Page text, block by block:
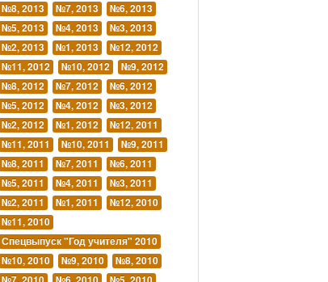
№8, 2013
№7, 2013
№6, 2013
№5, 2013
№4, 2013
№3, 2013
№2, 2013
№1, 2013
№12, 2012
№11, 2012
№10, 2012
№9, 2012
№8, 2012
№7, 2012
№6, 2012
№5, 2012
№4, 2012
№3, 2012
№2, 2012
№1, 2012
№12, 2011
№11, 2011
№10, 2011
№9, 2011
№8, 2011
№7, 2011
№6, 2011
№5, 2011
№4, 2011
№3, 2011
№2, 2011
№1, 2011
№12, 2010
№11, 2010
Спецвыпуск "Год учителя" 2010
№10, 2010
№9, 2010
№8, 2010